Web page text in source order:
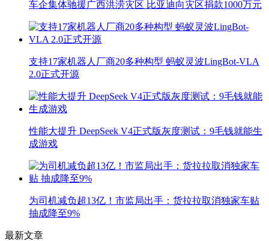
车企集体驰援广西洪涝灾区 比亚迪向灾区捐款1000万元
支持17家机器人厂商20多种构型 蚂蚁灵波LingBot-VLA
2.0正式开源
性能大提升 DeepSeek V4正式版灰度测试：9毛钱就能生
成游戏
为司机减负超13亿！市监局出手：货拉拉取消独家车贴
抽成降至9%
最新文章